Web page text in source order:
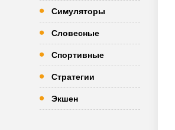
Симуляторы
Словесные
Спортивные
Стратегии
Экшен